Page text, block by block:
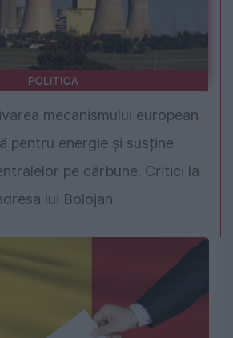
POLITICA
mecanismului european
pentru energie și susține
pe cărbune. Critici la
lui Bolojan